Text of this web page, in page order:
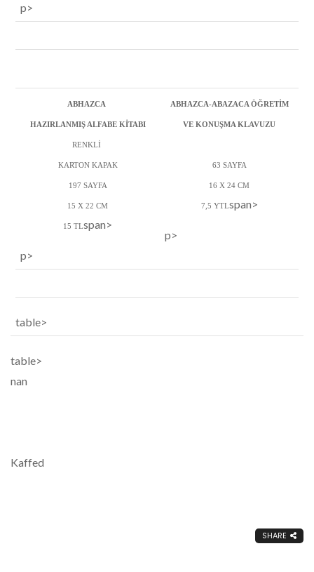
p>
ABHAZCA
HAZIRLANMIŞ ALFABE KİTABI
RENKLİ
KARTON KAPAK
197 SAYFA
15 X 22 CM
15 TLspan>
p>
ABHAZCA-ABAZACA ÖĞRETİM
VE KONUŞMA KLAVUZU
63 SAYFA
16 X 24 CM
7,5 YTLspan>
p>
table>
table>
nan
Kaffed
SHARE